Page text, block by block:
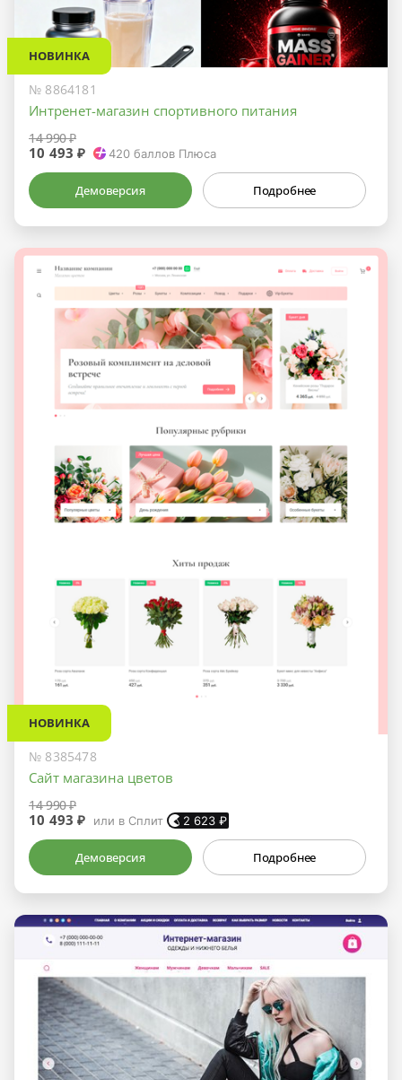
НОВИНКА
№ 8864181
Интренет-магазин спортивного питания
14 990 ₽
10 493 ₽ 420баллов Плюса
Демоверсия Подробнее
НОВИНКА
№ 8385478
Сайт магазина цветов
14 990 ₽
10 493 ₽ или в Сплит 2 623₽
Демоверсия Подробнее